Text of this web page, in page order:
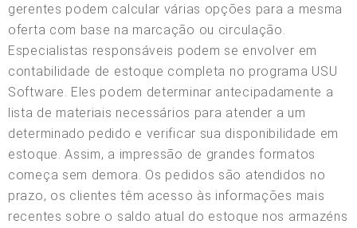
gerentes podem calcular várias opções para a mesma
oferta com base na marcação ou circulação.
Especialistas responsáveis podem se envolver em
contabilidade de estoque completa no programa USU
Software. Eles podem determinar antecipadamente a
lista de materiais necessários para atender a um
determinado pedido e verificar sua disponibilidade em
estoque. Assim, a impressão de grandes formatos
começa sem demora. Os pedidos são atendidos no
prazo, os clientes têm acesso às informações mais
recentes sobre o saldo atual do estoque nos armazéns